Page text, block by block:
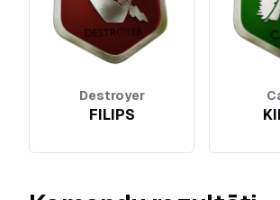
Destroyer
FILIPS